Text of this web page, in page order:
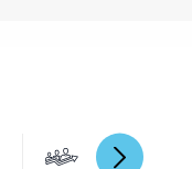
Gestion